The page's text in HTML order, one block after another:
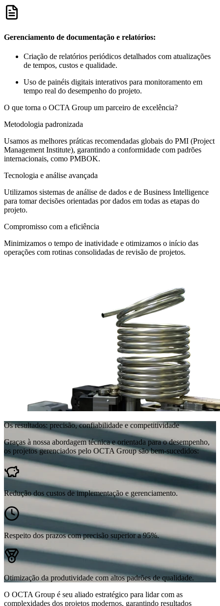
Gerenciamento de documentação e relatórios:
Criação de relatórios periódicos detalhados com atualizações
de tempos, custos e qualidade.
Uso de painéis digitais interativos para monitoramento em
tempo real do desempenho do projeto.
O que torna o OCTA Group um parceiro de excelência?
Metodologia padronizada
Usamos as melhores práticas recomendadas globais do PMI (Project
Management Institute), garantindo a conformidade com padrões
internacionais, como PMBOK.
Tecnologia e análise avançada
Utilizamos sistemas de análise de dados e de Business Intelligence
para tomar decisões orientadas por dados em todas as etapas do
projeto.
Compromisso com a eficiência
Minimizamos o tempo de inatividade e otimizamos o início das
operações com rotinas consolidadas de revisão de projetos.
Os resultados: precisão, confiabilidade e competitividade
Graças à nossa abordagem técnica e orientada para o desempenho,
os projetos gerenciados pelo OCTA Group são bem-sucedidos:
Redução dos custos de implementação e gerenciamento.
Respeito dos prazos com precisão superior a 95%.
Otimização da produtividade com altos padrões de qualidade.
O OCTA Group é seu aliado estratégico para lidar com as
complexidades dos projetos modernos, garantindo resultados